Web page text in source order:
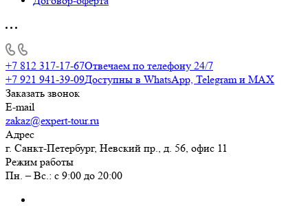
+7 812 317-17-67Отвечаем по телефону 24/7
+7 921 941-39-09Доступны в WhatsApp, Telegram и MAX
Заказать звонок
E-mail
zakaz@expert-tour.ru
Адрес
г. Санкт-Петербург, Невский пр., д. 56, офис 11
Режим работы
Пн. – Вс.: с 9:00 до 20:00